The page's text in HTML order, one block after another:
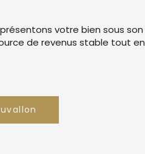
votre bien sous son
de revenus stable tout en